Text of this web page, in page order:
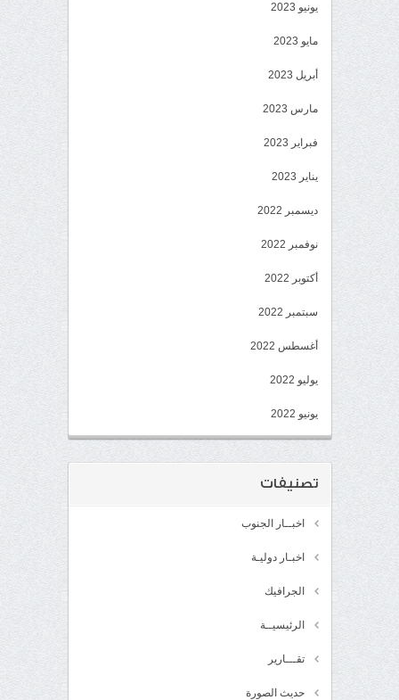
يونيو 2023
مايو 2023
أبريل 2023
مارس 2023
فبراير 2023
يناير 2023
ديسمبر 2022
نوفمبر 2022
أكتوبر 2022
سبتمبر 2022
أغسطس 2022
يوليو 2022
يونيو 2022
تصنيفات
اخبــار الجنوب
اخبـار دوليـة
الجرافيك
الرئيسيــة
تقـــارير
حديث الصورة